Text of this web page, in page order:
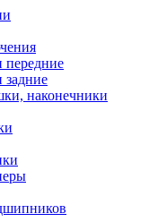
передние
задние
наконечники